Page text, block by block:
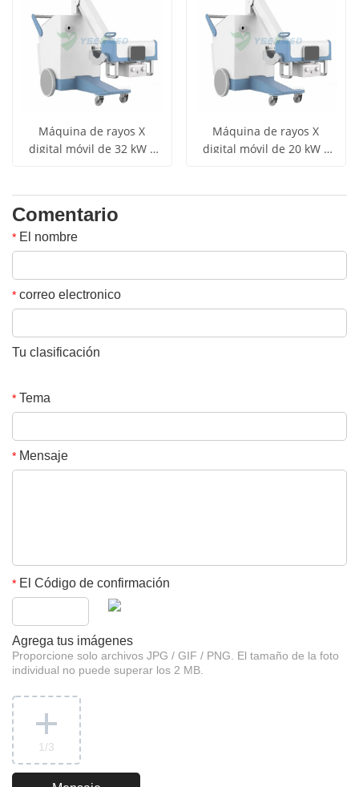
Máquina de rayos X
digital móvil de 32 kW y
Máquina de rayos X
digital móvil de 20 kW y
Comentario
* El nombre
* correo electronico
Tu clasificación
* Tema
* Mensaje
* El Código de confirmación
Agrega tus imágenes
Proporcione solo archivos JPG / GIF / PNG. El tamaño de la foto
individual no puede superar los 2 MB.
1 /3